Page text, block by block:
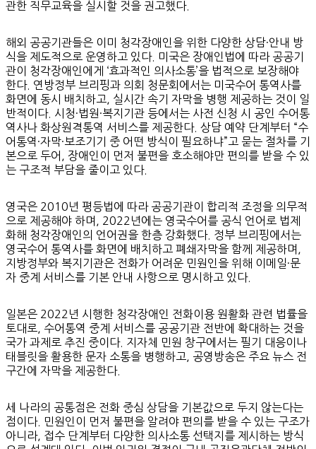
관한 직무교육을 실시할 것을 권고했다.
해외 공공기관들은 이미 청각장애인을 위한 다양한 상담·안내 방
식을 제도적으로 운영하고 있다. 미국은 장애인법에 따라 공공기
관이 청각장애인에게 ‘효과적인 의사소통’을 법적으로 보장해야
한다. 연방정부 브리핑과 의회 청문회에서는 미국수어 통역사를
화면에 동시 배치하고, 실시간 속기 자막을 병행 제공하는 것이 일
반적이다. 시청·법원·복지기관 등에서는 사전 신청 시 공인 수어통
역사나 화상원격통역 서비스를 제공한다. 상담 예약 단계부터 “수
어통역·자막·보조기기 중 어떤 방식이 필요하냐”고 묻는 절차를 기
본으로 두어, 장애인이 먼저 불편을 호소해야만 편의를 받을 수 있
는 구조적 부담을 줄이고 있다.
영국은 2010년 평등법에 따라 공공기관이 합리적 조정을 의무적
으로 제공해야 하며, 2022년에는 영국수어를 공식 언어로 법제
화해 청각장애인의 언어권을 한층 강화했다. 정부 브리핑에서는
영국수어 통역사를 화면에 배치하고 폐쇄자막을 함께 제공하며,
지방정부와 복지기관은 전화가 어려운 민원인을 위해 이메일·문
자 중계 서비스를 기본 안내 사항으로 명시하고 있다.
일본은 2022년 시행한 청각장애인 전화이용 원활화 관련 법률을
토대로, 수어통역 중계 서비스를 공공기관 전반에 확대하는 것을
국가 과제로 추진 중이다. 지자체 민원 창구에서는 필기 대응이나
태블릿을 활용한 문자 소통을 병행하고, 공영방송은 주요 뉴스 전
구간에 자막을 제공한다.
세 나라의 공통점은 전화 중심 상담을 기본값으로 두지 않는다는
점이다. 민원인이 먼저 불편을 알려야 편의를 받을 수 있는 구조가
아니라, 접수 단계부터 다양한 의사소통 선택지를 제시하는 방식